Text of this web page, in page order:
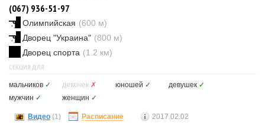
(067) 936-51-97
Олимпийская (600 м)
Дворец "Украина" (800 м)
Дворец спорта (1.2 км)
СЕКЦИЯ ДЛЯ
мальчиков ✓ девочек ✗ юношей ✓ девушек ✓
мужчин ✓ женщин ✓
Видео (1) Расписание 2017.02.02